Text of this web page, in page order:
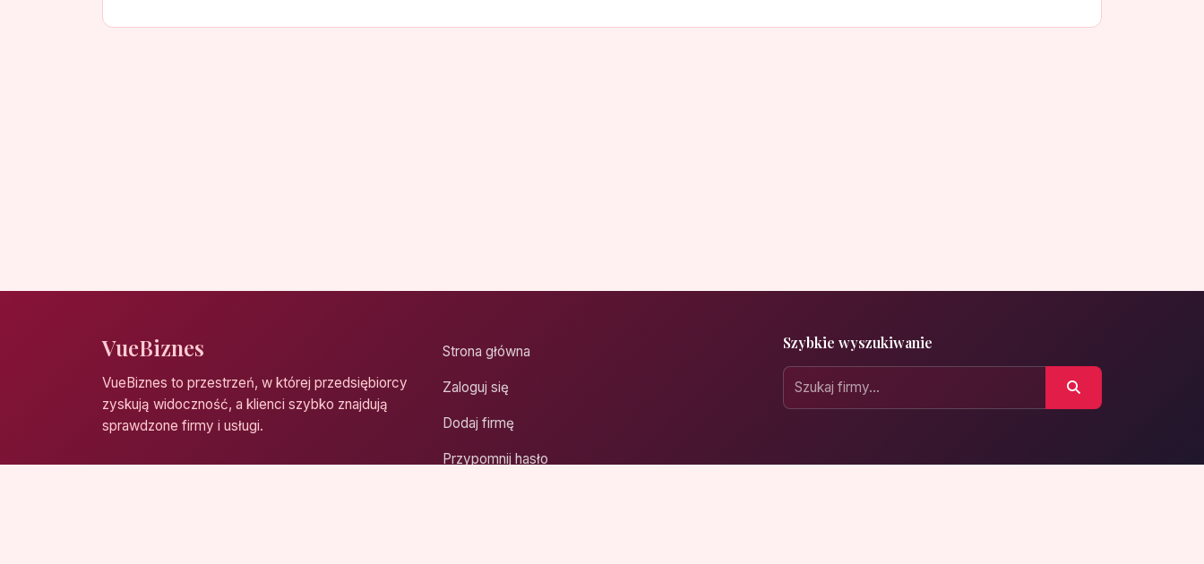
VueBiznes
VueBiznes to przestrzeń, w której przedsiębiorcy
zyskują widoczność, a klienci szybko znajdują
sprawdzone firmy i usługi.
Strona główna
Zaloguj się
Dodaj firmę
Przypomnij hasło
Szybkie wyszukiwanie